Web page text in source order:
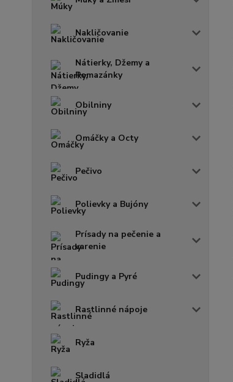
Nakličovanie
Nátierky, Džemy a
Pomazánky
Obilniny
Omáčky a Octy
Pečivo
Polievky a Bujóny
Prísady na pečenie a
varenie
Pudingy a Pyré
Rastlinné nápoje
Ryža
Sladidlá